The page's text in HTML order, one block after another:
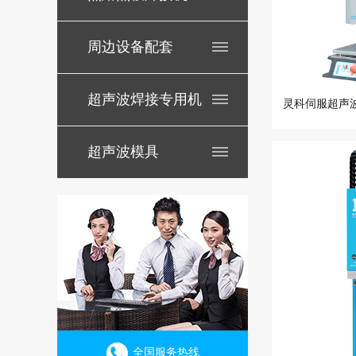
周边设备配套
超声波焊接专用机
超声波模具
全国服务热线